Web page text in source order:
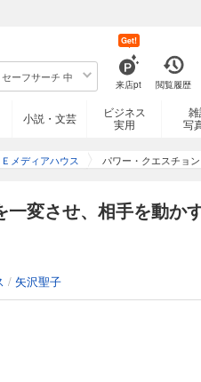
セーフサーチ 中
来店pt
Get!
閲覧履歴
小説・文芸
ビジネス
実用
写
Ｅメディアハウス パワー・クエスチョ
変させ、相手を動か
/ 矢沢聖子